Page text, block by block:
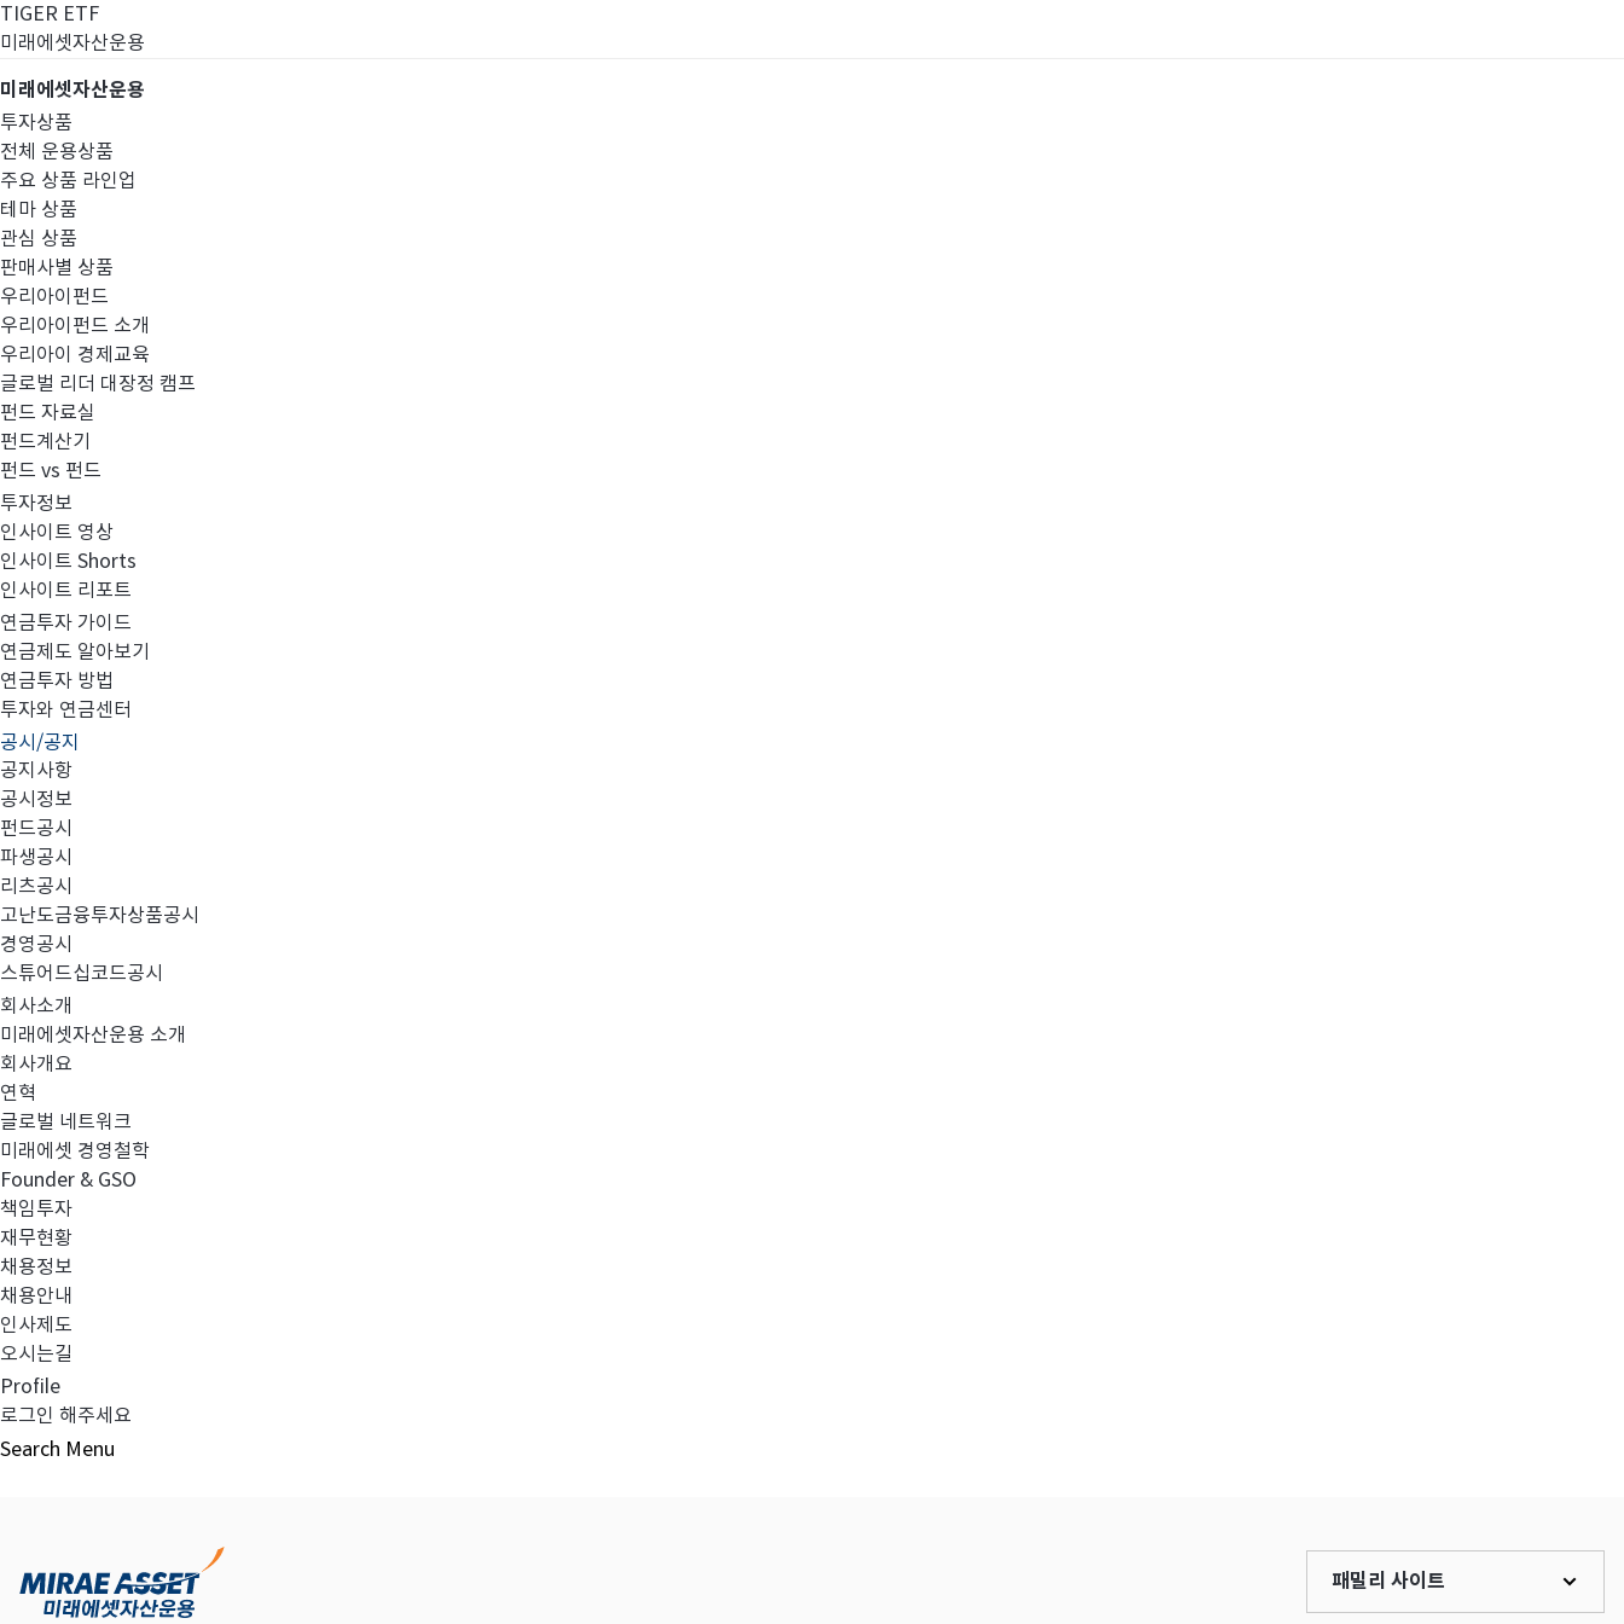
TIGER ETF
미래에셋자산운용
미래에셋자산운용
투자상품
전체 운용상품
주요 상품 라인업
테마 상품
관심 상품
판매사별 상품
우리아이펀드
우리아이펀드 소개
우리아이 경제교육
글로벌 리더 대장정 캠프
펀드 자료실
펀드계산기
펀드 vs 펀드
투자정보
인사이트 영상
인사이트 Shorts
인사이트 리포트
연금투자 가이드
연금제도 알아보기
연금투자 방법
투자와 연금센터
공시/공지
공지사항
공시정보
펀드공시
파생공시
리츠공시
고난도금융투자상품공시
경영공시
스튜어드십코드공시
회사소개
미래에셋자산운용 소개
회사개요
연혁
글로벌 네트워크
미래에셋 경영철학
Founder & GSO
책임투자
재무현황
채용정보
채용안내
인사제도
오시는길
Profile
로그인 해주세요
Search Menu
고난도금융투자상품
고난도금융투자상품_공시_20231006
이전글
다음글
목록보기
패밀리 사이트